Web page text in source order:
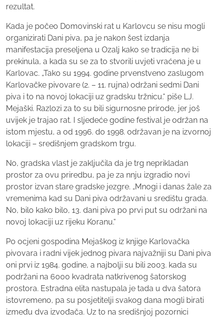
rezultat.
Kada je počeo Domovinski rat u Karlovcu se nisu mogli
organizirati Dani piva, pa je nakon šest izdanja
manifestacija preseljena u Ozalj kako se tradicija ne bi
prekinula, a kada su se za to stvorili uvjeti vraćena je u
Karlovac. „Tako su 1994. godine prvenstveno zaslugom
Karlovačke pivovare (2. – 11. rujna) održani sedmi Dani
piva i to na novoj lokaciji uz gradsku tržnicu.“ piše LJ.
Mejaški. Razlozi za to su bili sigurnosne prirode, jer još
uvijek je trajao rat. I sljedeće godine festival je održan na
istom mjestu, a od 1996. do 1998. održavan je na izvornoj
lokaciji – središnjem gradskom trgu.
No, gradska vlast je zaključila da je trg neprikladan
prostor za ovu priredbu, pa je za nnju izgradio novi
prostor izvan stare gradske jezgre. „Mnogi i danas žale za
vremenima kad su Dani piva održavani u središtu grada.
No, bilo kako bilo, 13. dani piva po prvi put su održani na
novoj lokaciji uz rijeku Koranu.“
Po ocjeni gospodina Mejaškog iz knjige Karlovačka
pivovara i radni vijek jednog pivara najvažniji su Dani piva
oni prvi iz 1984. godine, a najbolji su bili 2003. kada su
podržani na 6000 kvadrata natkrivenog šatorskog
prostora. Estradna elita nastupala je tada u dva šatora
istovremeno, pa su posjetitelji svakog dana mogli birati
između dva izvođača. Uz to na središnjoj pozornici